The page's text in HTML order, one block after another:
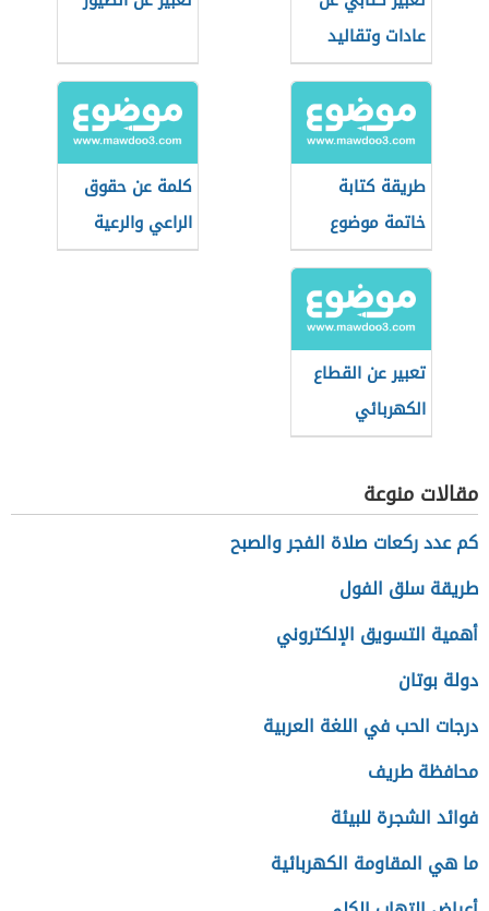
عادات وتقاليد
الجزائر
طريقة كتابة
خاتمة موضوع
التعبير
كلمة عن حقوق
الراعي والرعية
تعبير عن القطاع
الكهربائي
مقالات منوعة
كم عدد ركعات صلاة الفجر والصبح
طريقة سلق الفول
أهمية التسويق الإلكتروني
دولة بوتان
درجات الحب في اللغة العربية
محافظة طريف
فوائد الشجرة للبيئة
ما هي المقاومة الكهربائية